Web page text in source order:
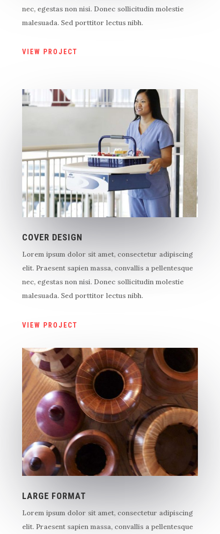
nec, egestas non nisi. Donec sollicitudin molestie
malesuada. Sed porttitor lectus nibh.
VIEW PROJECT
COVER DESIGN
Lorem ipsum dolor sit amet, consectetur adipiscing
elit. Praesent sapien massa, convallis a pellentesque
nec, egestas non nisi. Donec sollicitudin molestie
malesuada. Sed porttitor lectus nibh.
VIEW PROJECT
LARGE FORMAT
Lorem ipsum dolor sit amet, consectetur adipiscing
elit. Praesent sapien massa, convallis a pellentesque